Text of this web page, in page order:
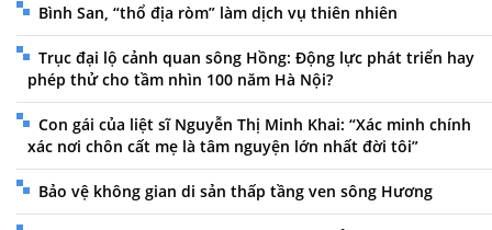
Bình San, “thổ địa ròm” làm dịch vụ thiên nhiên
Trục đại lộ cảnh quan sông Hồng: Động lực phát triển hay
phép thử cho tầm nhìn 100 năm Hà Nội?
Con gái của liệt sĩ Nguyễn Thị Minh Khai: “Xác minh chính
xác nơi chôn cất mẹ là tâm nguyện lớn nhất đời tôi”
Bảo vệ không gian di sản thấp tầng ven sông Hương